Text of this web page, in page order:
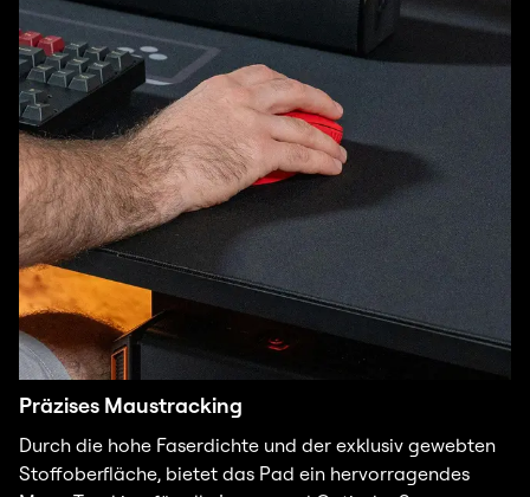
Präzises Maustracking
Durch die hohe Faserdichte und der exklusiv gewebten
Stoffoberfläche, bietet das Pad ein hervorragendes